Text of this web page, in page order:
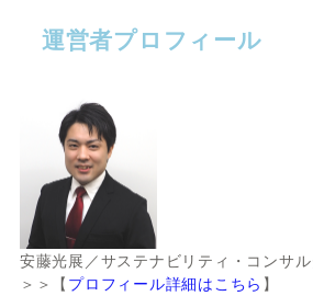
運営者プロフィール
安藤光展／サステナビリティ・コンサル
＞＞【 プロフィール詳細はこちら 】